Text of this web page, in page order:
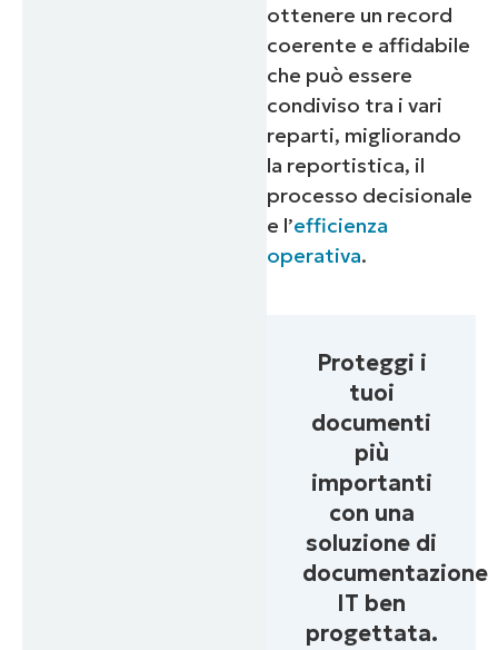
ottenere un record
coerente e affidabile
che può essere
condiviso tra i vari
reparti, migliorando
la reportistica, il
processo decisionale
e l’efficienza
operativa.
Proteggi i
tuoi
documenti
più
importanti
con una
soluzione di
documentazione
IT ben
progettata.